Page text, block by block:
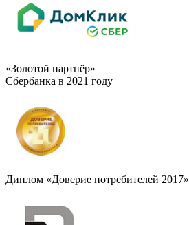
«Золотой партнёр»
Сбербанка в 2021 году
Диплом «Доверие потребителей 2017»